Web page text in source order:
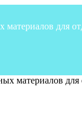
материалов для